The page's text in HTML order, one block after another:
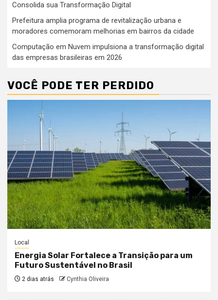
Consolida sua Transformação Digital
Prefeitura amplia programa de revitalização urbana e
moradores comemoram melhorias em bairros da cidade
Computação em Nuvem impulsiona a transformação digital
das empresas brasileiras em 2026
VOCÊ PODE TER PERDIDO
Local
Energia Solar Fortalece a Transição para um
Futuro Sustentável no Brasil
2 dias atrás Cynthia Oliveira